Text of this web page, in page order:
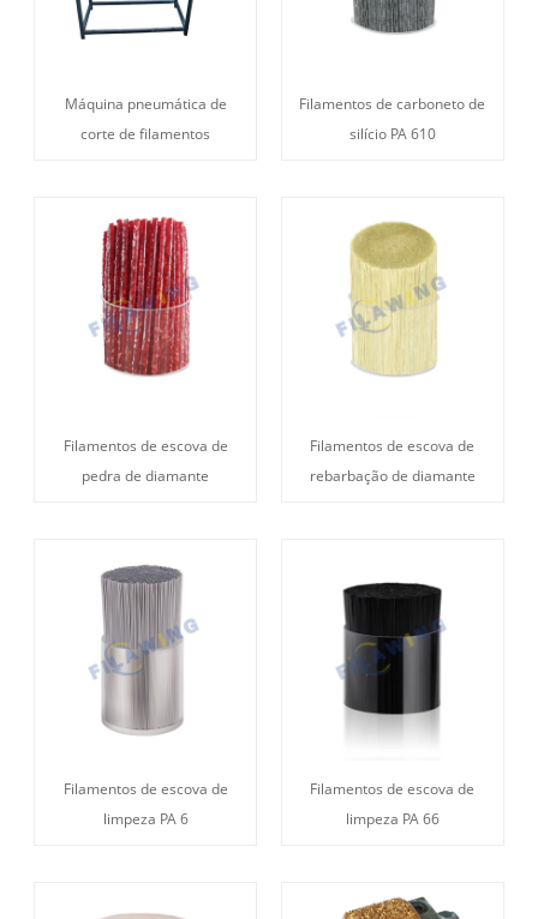
Máquina pneumática de
corte de filamentos
Filamentos de carboneto de
silício PA 610
Filamentos de escova de
pedra de diamante
Filamentos de escova de
rebarbação de diamante
Filamentos de escova de
limpeza PA 6
Filamentos de escova de
limpeza PA 66